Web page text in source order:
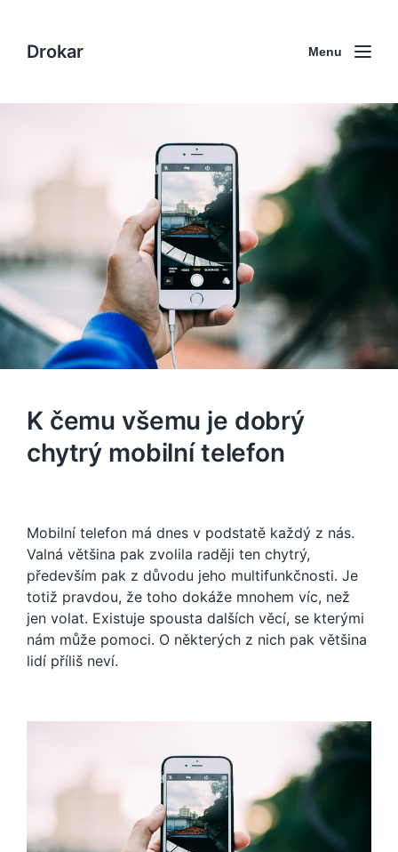
Drokar Menu
K čemu všemu je dobrý
chytrý mobilní telefon
Mobilní telefon má dnes v podstatě každý z nás.
Valná většina pak zvolila raději ten chytrý,
především pak z důvodu jeho multifunkčnosti. Je
totiž pravdou, že toho dokáže mnohem víc, než
jen volat. Existuje spousta dalších věcí, se kterými
nám může pomoci. O některých z nich pak většina
lidí příliš neví.